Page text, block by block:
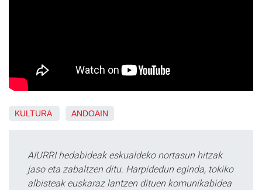
KULTURA ANDOAIN
AIURRI hedabideak eskualdeko nortasun hitzak
jaso eta zabaltzen ditu. Harpidedun eginda, tokiko
albisteak euskaraz lantzen dituen komunikabidea